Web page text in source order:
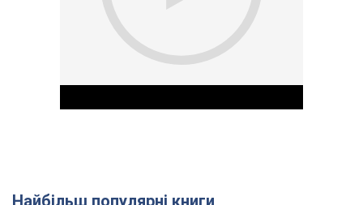
Найбільш популярні книги